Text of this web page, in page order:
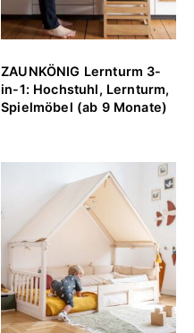
ZAUNKÖNIG Lernturm 3-
in-1: Hochstuhl, Lernturm,
Spielmöbel (ab 9 Monate)